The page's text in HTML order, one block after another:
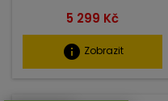
Cena
5 299 Kč
info Zobrazit